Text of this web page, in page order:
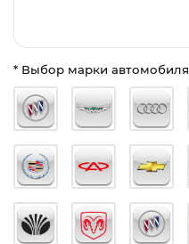
* Выбор марки автомобиля